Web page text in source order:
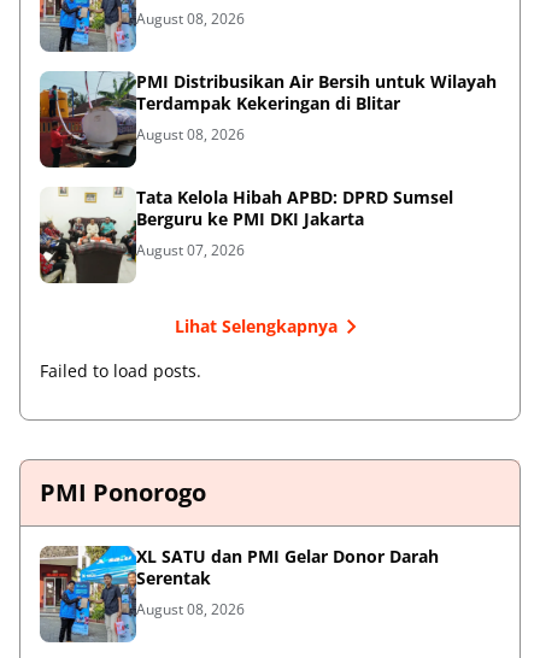
August 08, 2026
PMI Distribusikan Air Bersih untuk Wilayah
Terdampak Kekeringan di Blitar
August 08, 2026
Tata Kelola Hibah APBD: DPRD Sumsel
Berguru ke PMI DKI Jakarta
August 07, 2026
Lihat Selengkapnya
Failed to load posts.
PMI Ponorogo
XL SATU dan PMI Gelar Donor Darah
Serentak
August 08, 2026